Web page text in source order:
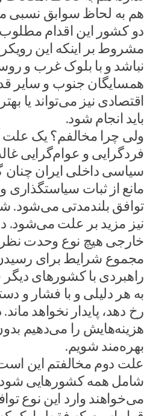
هم به لحاظ سوابق نسبی
دو کشور این اقدام
مشروط بر اینکه این
نباشد و با بلوک غرب و
همسایگان جنوب و سایر
اقتصادی نیز می‌تواند یا
‌باید انجام شود.
ولی چرا مخالفم؟ یک علت
فردگرایی و عوام‌گرایی
سیاسی داخلی ایران
مانع از ثبات سیاستگذاری و
توافق بلندمدتی می‌شود.
نیز مزید بر علت می‌شود.
خارجی هیچ نوع وحدت
مجموع شرایط برای
راهبردی با کشورهای
به هر دلیلی و با فشار و
رخ دهد، پایدار نخواهد
هزینه‌هایش را می‌دهیم
بهره‌مند شویم.
علت دوم مخالفتم این است
شامل همه کشورهایی شود
می‌خواهند وارد این نوع